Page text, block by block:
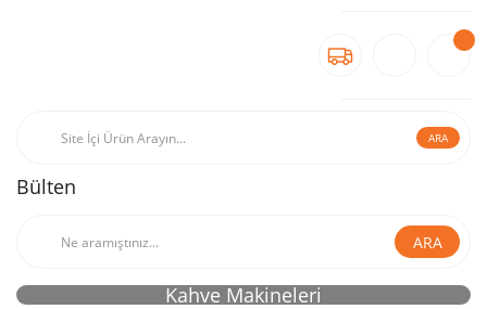
ARA
Bülten
ARA
Kahve Makineleri